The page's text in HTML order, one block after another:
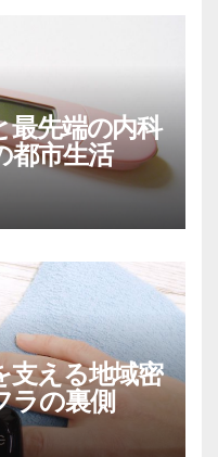
最先端の内科
都市生活
支える地域密
ラの裏側